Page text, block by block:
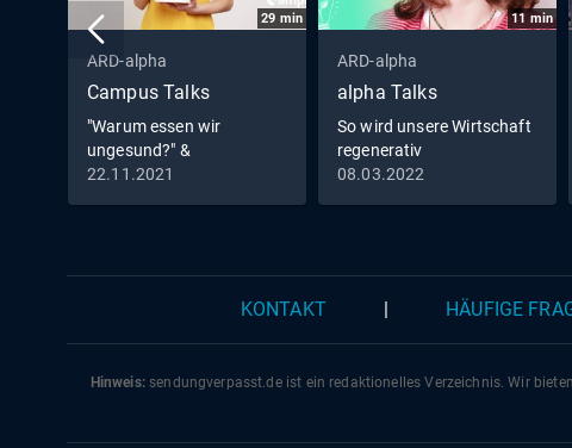
29 min
ARD-alpha
Campus Talks
"Warum essen wir
ungesund?" &
"Programmieren für alle!"
22.11.2021
11 min
ARD-alpha
alpha Talks
So wird unsere Wirtschaft
regenerativ
08.03.2022
KONTAKT HÄUFIGE
Hinweis:sendungverpasst.deist ein redaktionelles Verzeichnis. Wir bieten